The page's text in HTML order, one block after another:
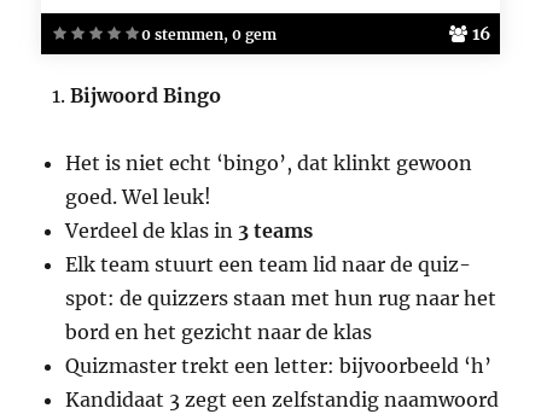
0 stemmen, 0 gem 16
Bijwoord Bingo
Het is niet echt ‘bingo’, dat klinkt gewoon
goed. Wel leuk!
Verdeel de klas in 3 teams
Elk team stuurt een team lid naar de quiz-
spot: de quizzers staan met hun rug naar het
bord en het gezicht naar de klas
Quizmaster trekt een letter: bijvoorbeeld ‘h’
Kandidaat 3 zegt een zelfstandig naamwoord